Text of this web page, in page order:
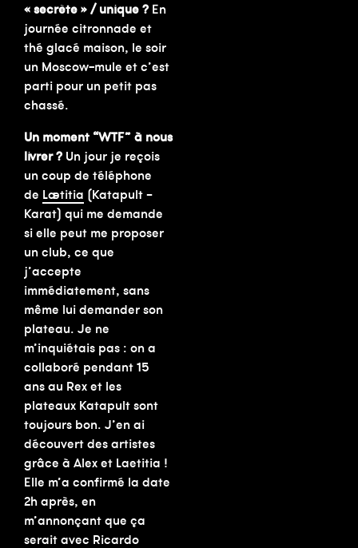
« secrète » / unique ? En
journée citronnade et
thé glacé maison, le soir
un Moscow-mule et c’est
parti pour un petit pas
chassé.
Un moment “WTF” à nous
livrer ? Un jour je reçois
un coup de téléphone
de Lætitia (Katapult –
Karat) qui me demande
si elle peut me proposer
un club, ce que
j’accepte
immédiatement, sans
même lui demander son
plateau. Je ne
m’inquiétais pas : on a
collaboré pendant 15
ans au Rex et les
plateaux Katapult sont
toujours bon. J’en ai
découvert des artistes
grâce à Alex et Laetitia !
Elle m’a confirmé la date
2h après, en
m’annonçant que ça
serait avec Ricardo